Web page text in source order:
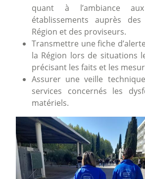
quant à l’ambiance
établissements auprès
Région et des proviseurs.
Transmettre une fiche
la Région lors de situations
précisant les faits et les
Assurer une veille
services concernés les
matériels.
Image